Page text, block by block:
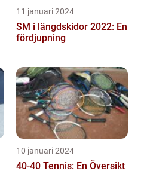
11 januari 2024
SM i längdskidor 2022: En
fördjupning
10 januari 2024
40-40 Tennis: En Översikt